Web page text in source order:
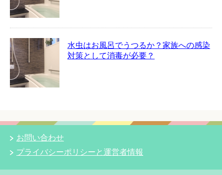
水虫はお風呂でうつるか？家族への感染
対策として消毒が必要？
お問い合わせ
プライバシーポリシーと運営者情報